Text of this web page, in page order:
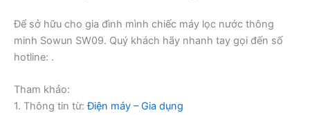
Để sở hữu cho gia đình mình chiếc máy lọc nước thông
minh Sowun SW09. Quý khách hãy nhanh tay gọi đến số
hotline: .
Tham khảo:
1. Thông tin từ:Điện máy – Gia dụng